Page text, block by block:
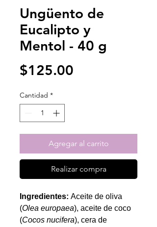
Ungüento de
Eucalipto y
Mentol - 40 g
$125.00
Cantidad *
Agregar al carrito
Realizar compra
Ingredientes: Aceite de oliva
(Olea europaea), aceite de coco
(Cocos nucifera), cera de